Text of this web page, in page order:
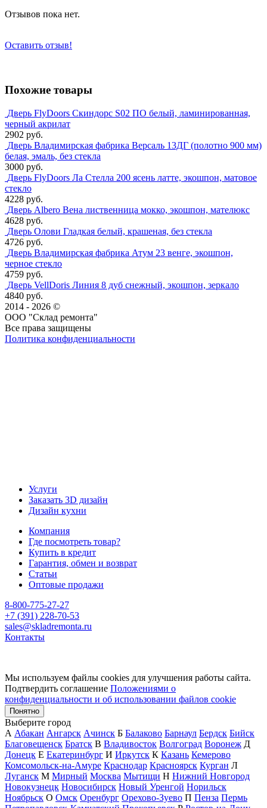
Отзывов пока нет.
Оставить отзыв!
Похожие товары
Дверь FlyDoors Скиндорс S02 ПО белый, ламинированная,
черный акрилат
2902 руб.
Дверь Владимирская фабрика Версаль 13ДГ (полотно 900 мм)
белая, эмаль, без стекла
3000 руб.
Дверь FlyDoors Ла Стелла 200 ясень латте, экошпон, матовое
стекло
4228 руб.
Дверь Albero Вена лиственница мокко, экошпон, мателюкс
4628 руб.
Дверь Олови Гладкая белый, крашеная, без стекла
4726 руб.
Дверь Владимирская фабрика Атум 23 венге, экошпон,
черное стекло
4759 руб.
Дверь VellDoris Линия 8 дуб снежный, экошпон, зеркало
4840 руб.
2014 - 2026 ©
ООО "Склад ремонта"
Все права защищены
Политика конфиденциальности
Услуги
Заказать 3D дизайн
Дизайн кухни
Компания
Где посмотреть товар?
Купить в кредит
Гарантия, обмен и возврат
Статьи
Оптовые продажи
8-800-775-27-27
+7 (391) 228-70-53
sales@skladremonta.ru
Контакты
Мы используем файлы cookies для улучшения работы сайта.
Подтвердить соглашение Положениями о
конфиденциальности и об использовании файлов cookie
Понятно
Выберите город
А Абакан Ангарск Ачинск Б Балаково Барнаул Бердск Бийск
Благовещенск Братск В Владивосток Волгоград Воронеж Д
Донецк Е Екатеринбург И Иркутск К Казань Кемерово
Комсомольск-на-Амуре Краснодар Красноярск Курган Л
Луганск М Мирный Москва Мытищи Н Нижний Новгород
Новокузнецк Новосибирск Новый Уренгой Норильск
Ноябрьск О Омск Оренбург Орехово-Зуево П Пенза Пермь